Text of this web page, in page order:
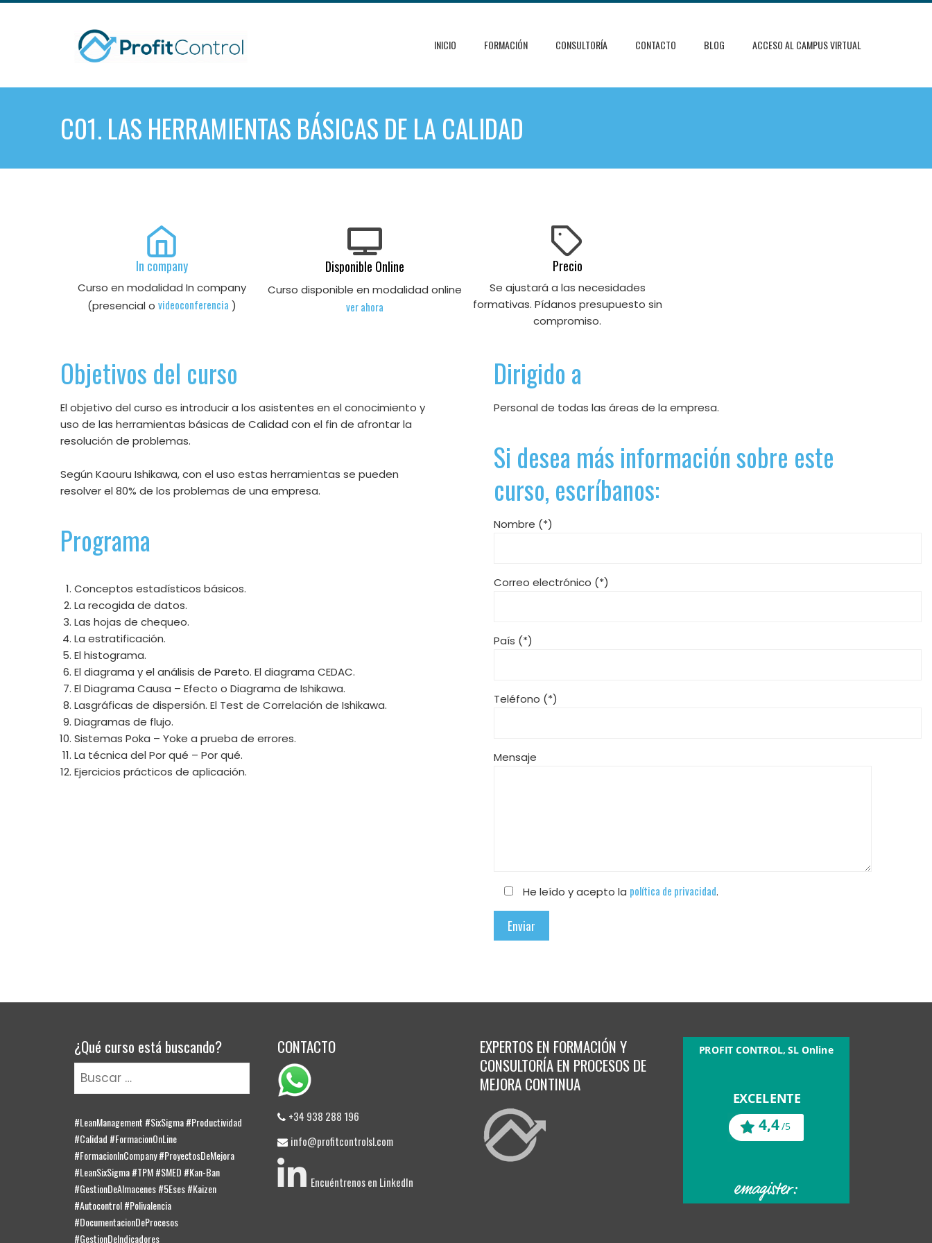
Skip
INICIO FORMACIÓN CONSULTORÍA CONTACTO BLOG ACCESO AL CAMPUS VIRTUAL
C01. LAS HERRAMIENTAS BÁSICAS DE LA CALIDAD
In company
Curso en modalidad In company
(presencial o videoconferencia )
Disponible Online
Curso disponible en modalidad online
ver ahora
Precio
Se ajustará a las necesidades
formativas. Pídanos presupuesto sin
compromiso.
Objetivos del curso
El objetivo del curso es introducir a los asistentes en el conocimiento y
uso de las herramientas básicas de Calidad con el fin de afrontar la
resolución de problemas.
Según Kaouru Ishikawa, con el uso estas herramientas se pueden
resolver el 80% de los problemas de una empresa.
Programa
Conceptos estadísticos básicos.
La recogida de datos.
Las hojas de chequeo.
La estratificación.
El histograma.
El diagrama y el análisis de Pareto. El diagrama CEDAC.
El Diagrama Causa – Efecto o Diagrama de Ishikawa.
Lasgráficas de dispersión. El Test de Correlación de Ishikawa.
Diagramas de flujo.
Sistemas Poka – Yoke a prueba de errores.
La técnica del Por qué – Por qué.
Ejercicios prácticos de aplicación.
Dirigido a
Personal de todas las áreas de la empresa.
Si desea más información sobre este
curso, escríbanos:
Nombre (*)
Correo electrónico (*)
País (*)
Teléfono (*)
Mensaje
He leído y acepto la política de privacidad.
¿Qué curso está buscando?
Buscar:
#LeanManagement #SixSigma #Productividad
#Calidad #FormacionOnLine
#FormacionInCompany #ProyectosDeMejora
#LeanSixSigma #TPM #SMED #Kan-Ban
#GestionDeAlmacenes #5Eses #Kaizen
#Autocontrol #Polivalencia
#DocumentacionDeProcesos
#GestionDeIndicadores
CONTACTO
+34 938 288 196
info@profitcontrolsl.com
Encuéntrenos en LinkedIn
EXPERTOS EN FORMACIÓN Y
CONSULTORÍA EN PROCESOS DE
MEJORA CONTINUA